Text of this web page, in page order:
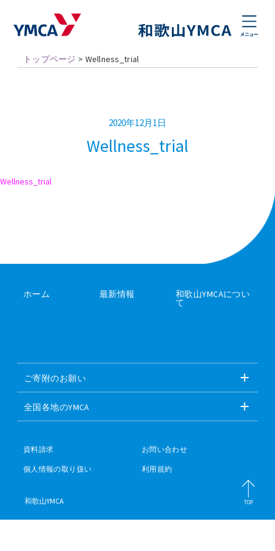
トップページ > Wellness_trial
2020年12月1日
Wellness_trial
Wellness_trial
ホーム 最新情報 和歌山YMCAについ
て
ご寄附のお願い
全国各地のYMCA
資料請求 お問い合わせ
個人情報の取り扱い 利用規約
和歌山YMCA TOP